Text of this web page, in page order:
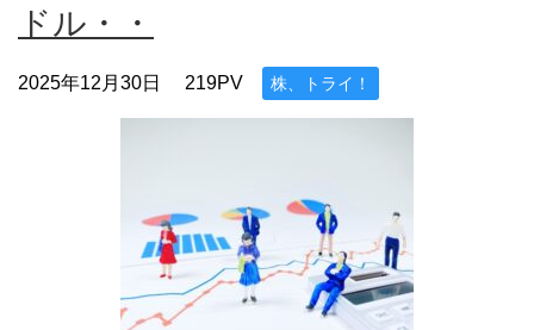
ドル・・
2025年12月30日 219PV 株、トライ！